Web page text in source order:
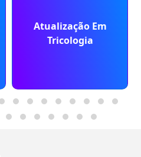
Atualização Em
Tricologia